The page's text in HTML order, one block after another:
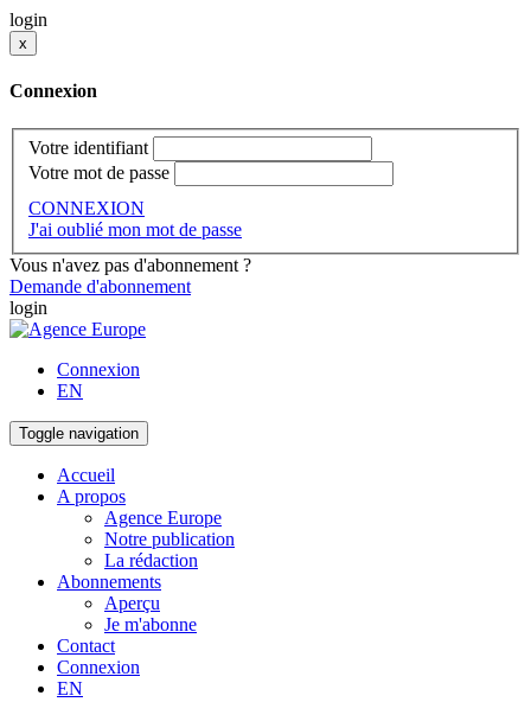
login
x
Connexion
Votre identifiant
Votre mot de passe
CONNEXION
J'ai oublié mon mot de passe
Vous n'avez pas d'abonnement ?
Demande d'abonnement
login
Connexion
EN
Toggle navigation
Accueil
A propos
Agence Europe
Notre publication
La rédaction
Abonnements
Aperçu
Je m'abonne
Contact
Connexion
EN